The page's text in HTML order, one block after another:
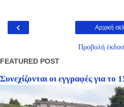
‹ Αρχική
Προβολή
FEATURED POST
Συνεχίζονται οι εγγραφές για το